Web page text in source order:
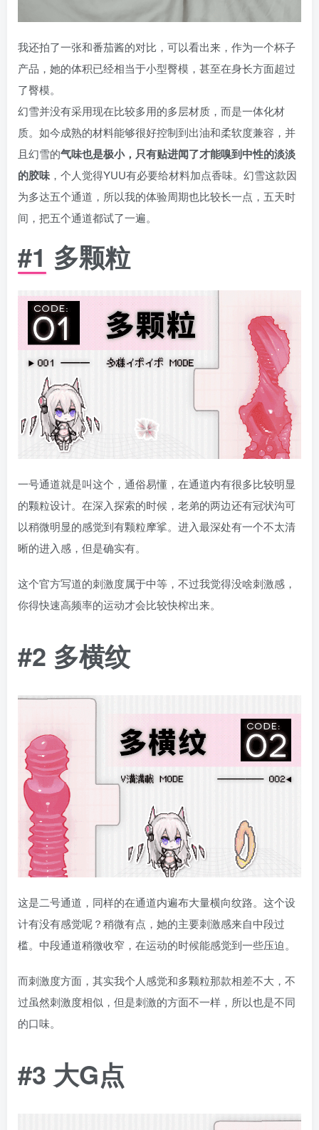
我还拍了一张和番茄酱的对比，可以看出来，作为一个杯子
产品，她的体积已经相当于小型臀模，甚至在身长方面超过
了臀模。
幻雪并没有采用现在比较多用的多层材质，而是一体化材
质。如今成熟的材料能够很好控制到出油和柔软度兼容，并
且幻雪的气味也是极小，只有贴进闻了才能嗅到中性的淡淡
的胶味 ，个人觉得YUU有必要给材料加点香味。幻雪这款因
为多达五个通道，所以我的体验周期也比较长一点，五天时
间，把五个通道都试了一遍。
#1 多颗粒
一号通道就是叫这个，通俗易懂，在通道内有很多比较明显
的颗粒设计。在深入探索的时候，老弟的两边还有冠状沟可
以稍微明显的感觉到有颗粒摩挲。进入最深处有一个不太清
晰的进入感，但是确实有。
这个官方写道的刺激度属于中等，不过我觉得没啥刺激感，
你得快速高频率的运动才会比较快榨出来。
#2 多横纹
这是二号通道，同样的在通道内遍布大量横向纹路。这个设
计有没有感觉呢？稍微有点，她的主要刺激感来自中段过
槛。中段通道稍微收窄，在运动的时候能感觉到一些压迫。
而刺激度方面，其实我个人感觉和多颗粒那款相差不大，不
过虽然刺激度相似，但是刺激的方面不一样，所以也是不同
的口味。
#3 大G点